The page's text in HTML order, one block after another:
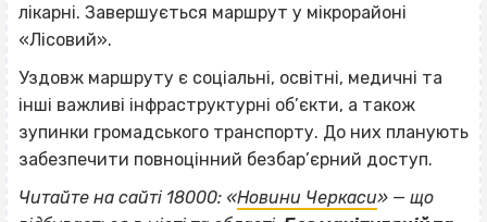
лікарні. Завершується маршрут у мікрорайоні
«Лісовий».
Уздовж маршруту є соціальні, освітні, медичні та
інші важливі інфраструктурні об’єкти, а також
зупинки громадського транспорту. До них планують
забезпечити повноцінний безбар’єрний доступ.
Читайте на сайті 18000: «Новини Черкаси» — що